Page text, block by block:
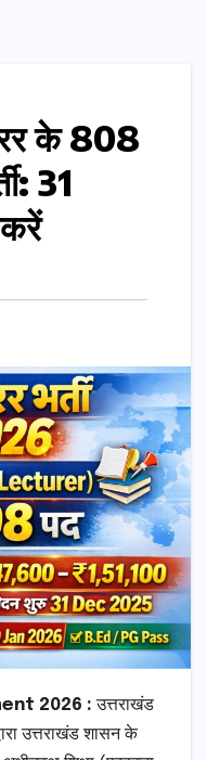
के 808
31
2026 : उत्तराखंड
उत्तराखंड शासन के